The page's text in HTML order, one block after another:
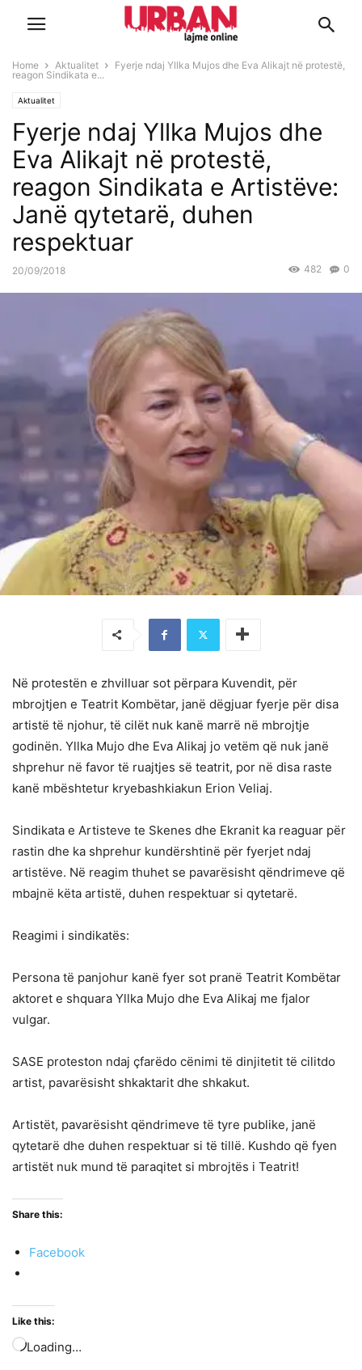
Home Aktualitet
Fyerje ndaj Yllka Mujos dhe Eva Alikajt në protestë,
reagon Sindikata e...
Aktualitet
Fyerje ndaj Yllka Mujos dhe
Eva Alikajt në protestë,
reagon Sindikata e Artistëve:
Janë qytetarë, duhen
respektuar
20/09/2018 0
482
Në protestën e zhvilluar sot përpara Kuvendit, për
mbrojtjen e Teatrit Kombëtar, janë dëgjuar fyerje për disa
artistë të njohur, të cilët nuk kanë marrë në mbrojtje
godinën. Yllka Mujo dhe Eva Alikaj jo vetëm që nuk janë
shprehur në favor të ruajtjes së teatrit, por në disa raste
kanë mbështetur kryebashkiakun Erion Veliaj.
Sindikata e Artisteve te Skenes dhe Ekranit ka reaguar për
rastin dhe ka shprehur kundërshtinë për fyerjet ndaj
artistëve. Në reagim thuhet se pavarësisht qëndrimeve që
mbajnë këta artistë, duhen respektuar si qytetarë.
Reagimi i sindikatës:
Persona të panjohur kanë fyer sot pranë Teatrit Kombëtar
aktoret e shquara Yllka Mujo dhe Eva Alikaj me fjalor
vulgar.
SASE proteston ndaj çfarëdo cënimi të dinjitetit të cilitdo
artist, pavarësisht shkaktarit dhe shkakut.
Artistët, pavarësisht qëndrimeve të tyre publike, janë
qytetarë dhe duhen respektuar si të tillë. Kushdo që fyen
artistët nuk mund të paraqitet si mbrojtës i Teatrit!
Share this:
Facebook
Like this:
Loading…